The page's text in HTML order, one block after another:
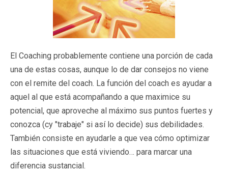
El Coaching probablemente contiene una porción de cada
una de estas cosas, aunque lo de dar consejos no viene
con el remite del coach. La función del coach es ayudar a
aquel al que está acompañando a que maximice su
potencial, que aproveche al máximo sus puntos fuertes y
conozca (cy "trabaje" si así lo decide) sus debilidades.
También consiste en ayudarle a que vea cómo optimizar
las situaciones que está viviendo… para marcar una
diferencia sustancial.